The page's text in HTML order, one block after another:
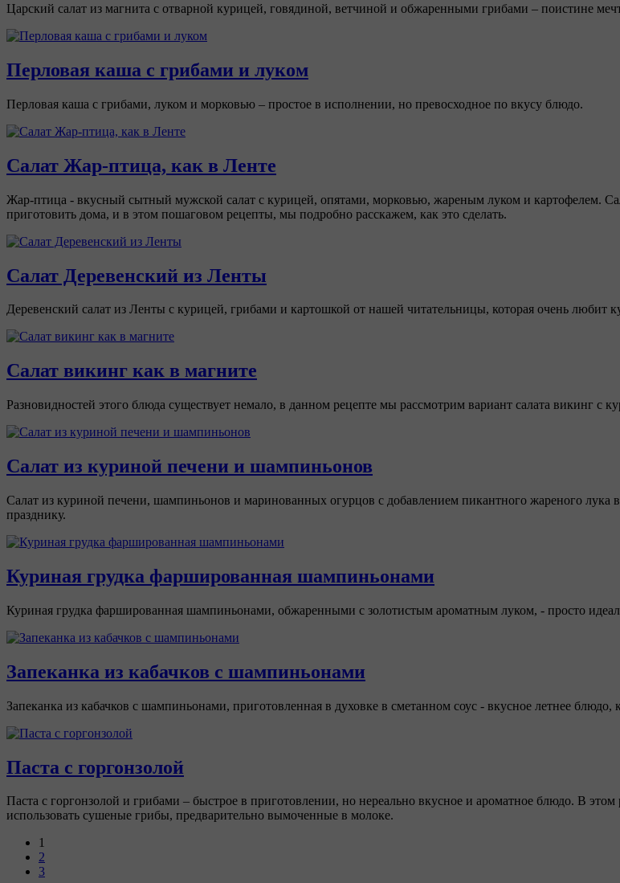
Царский салат из магнита с отварной курицей, говядиной, ветчиной и обжаренными грибами – поистине
Перловая каша с грибами и луком
Перловая каша с грибами, луком и морковью – простое в исполнении, но превосходное по вкусу блюдо.
Салат Жар-птица, как в Ленте
Жар-птица - вкусный сытный мужской салат с курицей, опятами, морковью, жареным луком и картофелем.
приготовить дома, и в этом пошаговом рецепты, мы подробно расскажем, как это сделать.
Салат Деревенский из Ленты
Деревенский салат из Ленты с курицей, грибами и картошкой от нашей читательницы, которая очень любит
Салат викинг как в магните
Разновидностей этого блюда существует немало, в данном рецепте мы рассмотрим вариант салата викинг
Салат из куриной печени и шампиньонов
Салат из куриной печени, шампиньонов и маринованных огурцов с добавлением пикантного жареного лука
празднику.
Куриная грудка фаршированная шампиньонами
Куриная грудка фаршированная шампиньонами, обжаренными с золотистым ароматным луком, - просто
Запеканка из кабачков с шампиньонами
Запеканка из кабачков с шампиньонами, приготовленная в духовке в сметанном соус - вкусное летнее
Паста с горгонзолой
Паста с горгонзолой и грибами – быстрое в приготовлении, но нереально вкусное и ароматное блюдо. В
использовать сушеные грибы, предварительно вымоченные в молоке.
1
2
3